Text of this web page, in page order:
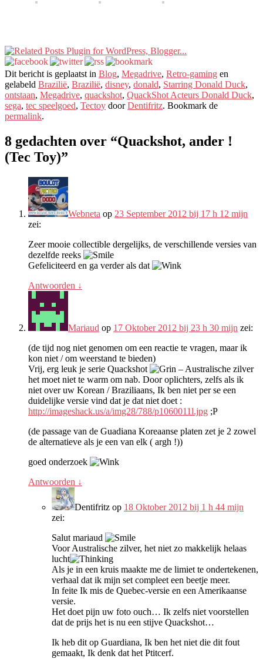
Dit bericht is geplaatst in Blog, Megadrive, Retro-gaming en
gelabeld Brazilië, Brazilië, disney, donald, Starring Donald Duck,
ontstaan, Megadrive, quackshot, QuackShot Acteurs Donald Duck,
sega, tec speelgoed, Tectoy doorDentifritz. Bookmark de
permalink.
8 gedachten over “Quackshot, ander !
(Tec Toy)”
Webneta op 23 September 2012 bij 17 h 12 mijn
zei:
Zeer mooie collectible dergelijks, de verschillende versies van
dezelfde reeks
Gefeliciteerd en ga verder als dat
Antwoorden ↓
Mariaud op 17 Oktober 2012 bij 23 h 30 mijn zei:
(de tijd nog niet genomen om een ​​reactie te vragen, maar ik
kon niet / om weerstand te bieden)
Vrij, erg leuk je serie Quackshot
– Australische zilver
het moet niet te warm om nab. Door oplichters, zelfs als ik
niet over uw Korean / Braziliaans, Ik ben niet per se een
duidelijke versie vind dat je dat niet doet :
http://imageshack.us/a/img28/788/p1060011l.jpg ;P
(de passage van de Guadiana Koreaanse platen zet je 2 zowel
de alternatieve als je een van elk ( argh !))
goed onderzoek
Antwoorden ↓
Dentifritz op 18 Oktober 2012 bij 1 h 44 mijn
zei:
Salut mariaud
Voor Australische zilver, het niet zo makkelijk helaas
lucht
Als je in een kruis maakte me de limiet te ondertekenen,
verhaal dat ik mijn set compleet een beetje meer.
In feite Ik mis de Quebec-versie en een Amerikaanse
versie.
Het doet pijn uw foto ouch… Ik zelfs niet voorstellen
dat de prijs het is nu een stijve Quackshot…
Ik heb dit op Guardiana, Ik ben het niet die dit fout
gemaakt, Ik denk dat het Ptitcerf.